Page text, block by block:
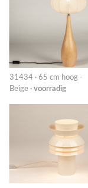
31434 · 65 cm hoog -
Beige · voorradig